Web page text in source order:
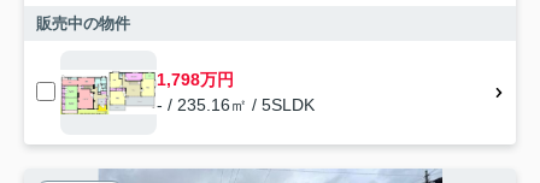
販売中の物件
1,798万円
- / 235.16㎡ / 5SLDK